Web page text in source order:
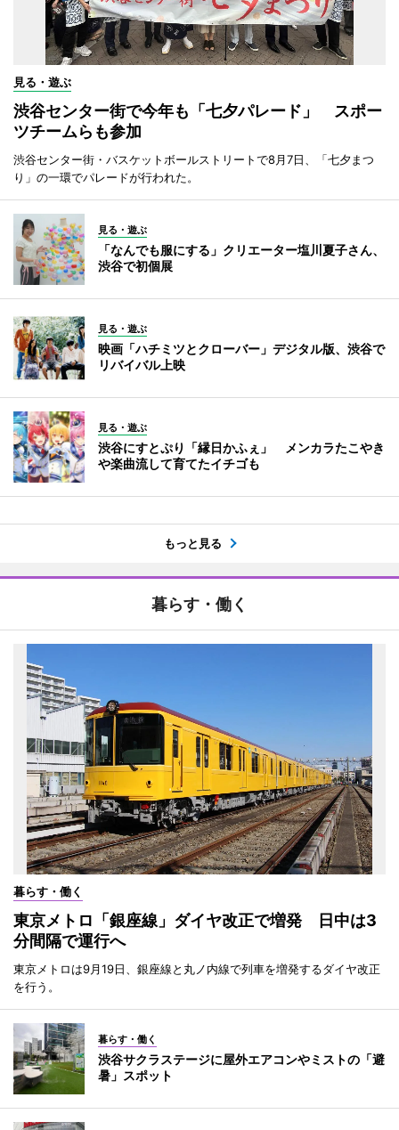
見る・遊ぶ
渋谷センター街で今年も「七夕パレード」 スポー
ツチームらも参加
渋谷センター街・バスケットボールストリートで8月7日、「七夕まつ
り」の一環でパレードが行われた。
見る・遊ぶ
「なんでも服にする」クリエーター塩川夏子さん、
渋谷で初個展
見る・遊ぶ
映画「ハチミツとクローバー」デジタル版、渋谷で
リバイバル上映
見る・遊ぶ
渋谷にすとぷり「縁日かふぇ」 メンカラたこやき
や楽曲流して育てたイチゴも
もっと見る
暮らす・働く
暮らす・働く
東京メトロ「銀座線」ダイヤ改正で増発 日中は3
分間隔で運行へ
東京メトロは9月19日、銀座線と丸ノ内線で列車を増発するダイヤ改正
を行う。
暮らす・働く
渋谷サクラステージに屋外エアコンやミストの「避
暑」スポット